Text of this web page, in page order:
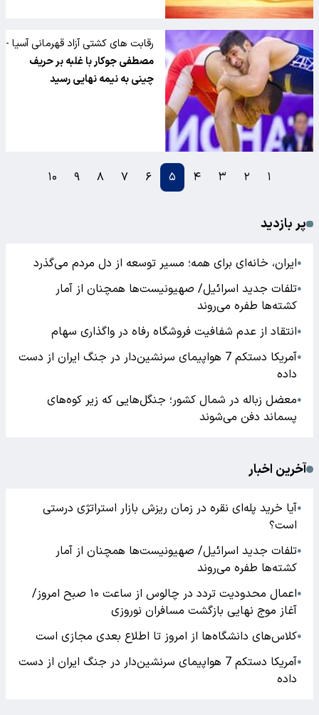
رقابت های کشتی آزاد قهرمانی آسیا -
قزاقستان
مصطفی جوکار با غلبه بر حریف
چینی به نیمه نهایی رسید
۱ ۲ ۳ ۴ ۵ ۶ ۷ ۸ ۹ ۱۰
پر بازدید
●ایران، خانه‌ای برای همه؛ مسیر توسعه از دل مردم می‌گذرد
●تلفات جدید اسرائیل/ صهیونیست‌ها همچنان از آمار
کشته‌ها طفره می‌روند
●انتقاد از عدم شفافیت فروشگاه رفاه در واگذاری سهام
●
آمریکا دستکم 7 هواپیمای سرنشین‌دار در جنگ ایران از دست
داده
●معضل زباله در شمال کشور؛ جنگل‌هایی که زیر کوه‌های
پسماند دفن می‌شوند
آخرین اخبار
●آیا خرید پله‌ای نقره در زمان ریزش بازار استراتژی درستی
است؟
●تلفات جدید اسرائیل/ صهیونیست‌ها همچنان از آمار
کشته‌ها طفره می‌روند
●
اعمال محدودیت تردد در چالوس از ساعت ۱۰ صبح امروز/
آغاز موج نهایی بازگشت مسافران نوروزی
●کلاس‌های دانشگاه‌ها از امروز تا اطلاع بعدی مجازی است
●
آمریکا دستکم 7 هواپیمای سرنشین‌دار در جنگ ایران از دست
داده